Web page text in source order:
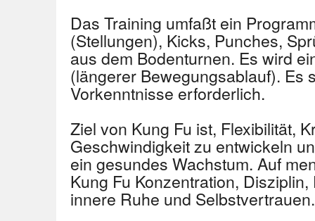
Das Training umfaßt ein
(Stellungen), Kicks, Punches,
aus dem Bodenturnen. Es wird
(längerer Bewegungsablauf). Es
Vorkenntnisse erforderlich.
Ziel von Kung Fu ist, Flexibilität,
Geschwindigkeit zu entwickeln
ein gesundes Wachstum. Auf
Kung Fu Konzentration,
innere Ruhe und Selbstvertrauen.